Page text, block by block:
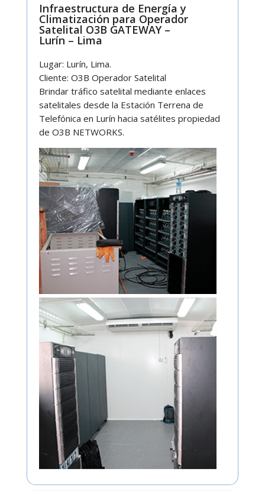
Infraestructura de Energía y
Climatización para Operador
Satelital O3B GATEWAY –
Lurín – Lima
Lugar: Lurín, Lima.
Cliente: O3B Operador Satelital
Brindar tráfico satelital mediante enlaces
satelitales desde la Estación Terrena de
Telefónica en Lurín hacia satélites propiedad
de O3B NETWORKS.